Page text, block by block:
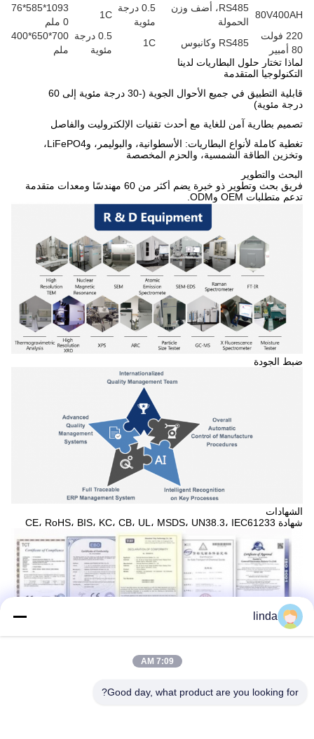
80V400AH
RS485، أضف وزن
الحمولة
0.5 درجة
مئوية
1C
1093*585*76
0 ملم
220 فولت
80 أمبير
RS485 وكانبوس 1C
0.5 درجة
مئوية
700*650*400
ملم
لماذا تختار حلول البطاريات لدينا
التكنولوجيا المتقدمة
قابلية التطبيق في جميع الأحوال الجوية (-30 درجة مئوية إلى 60
درجة مئوية)
تصميم بطارية آمن للغاية مع أحدث تقنيات الإلكتروليت والفاصل
تغطية كاملة لأنواع البطاريات: الأسطوانية، والبوليمر، وLiFePO4،
وتخزين الطاقة الشمسية، والحزم المخصصة
البحث والتطوير
فريق بحث وتطوير ذو خبرة يضم أكثر من 60 مهندسًا ومعدات متقدمة
تدعم متطلبات OEM وODM.
ضبط الجودة
الشهادات
شهادة CE، RoHS، BIS، KC، CB، UL، MSDS، UN38.3، IEC61233
linda
7:09 AM
Good day, what product are you looking for?